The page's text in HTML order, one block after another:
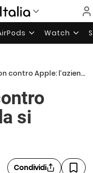
Watch
Apple: l’azienda si difende
si
Condividi